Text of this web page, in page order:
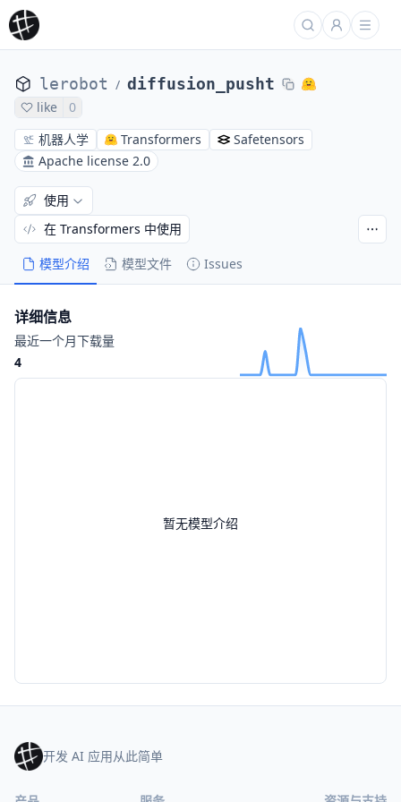
lerobot / diffusion_pusht
like
0
机器人学
Transformers
Safetensors
Apache license 2.0
模型介绍 模型文件 Issues
使用
在 Transformers 中使用
暂无模型介绍
详细信息
最近一个月下载量
4
开发 AI 应用从此简单